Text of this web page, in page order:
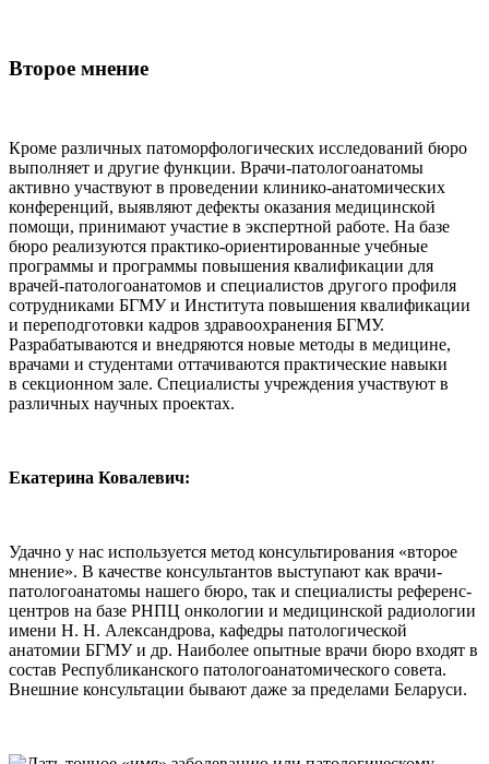
Второе мнение
Кроме различных патоморфологических исследований бюро
выполняет и другие функции. Врачи-патологоанатомы
активно участвуют в проведении клинико-анатомических
конференций, выявляют дефекты оказания медицинской
помощи, принимают участие в экспертной работе. На базе
бюро реализуются практико-ориентированные учебные
программы и программы повышения квалификации для
врачей-патологоанатомов и специалистов другого профиля
сотрудниками БГМУ и Института повышения квалификации
и переподготовки кадров здравоохранения БГМУ.
Разрабатываются и внедряются новые методы в медицине,
врачами и студентами оттачиваются практические навыки
в секционном зале. Специалисты учреждения участвуют в
различных научных проектах.
Екатерина Ковалевич:
Удачно у нас используется метод консультирования «второе
мнение». В качестве консультантов выступают как врачи-
патологоанатомы нашего бюро, так и специалисты референс-
центров на базе РНПЦ онкологии и медицинской радиологии
имени Н. Н. Александрова, кафедры патологической
анатомии БГМУ и др. Наиболее опытные врачи бюро входят в
состав Республиканского патологоанатомического совета.
Внешние консультации бывают даже за пределами Беларуси.